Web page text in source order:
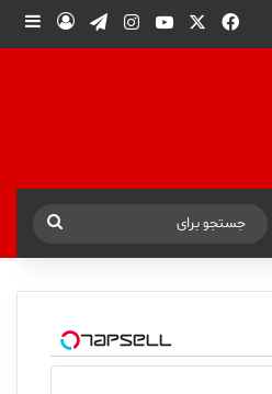
فیس بوکیوتیوباینستاگرام
تلگرامورود
پوسته
جستجو
برای